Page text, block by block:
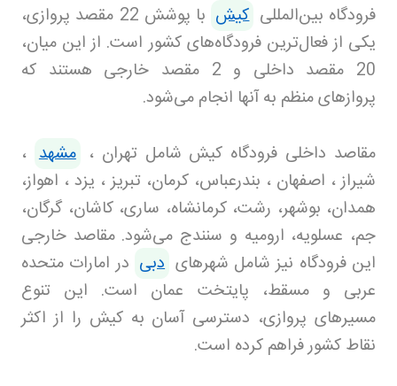
فرودگاه بین‌المللی کیش
با پوشش 22 مقصد پروازی،
یکی از فعال‌ترین فرودگاه‌های کشور است. از این میان،
20 مقصد داخلی و 2 مقصد خارجی هستند که
پروازهای منظم به آنها انجام می‌شود.
مقاصد داخلی فرودگاه کیش شامل تهران ، مشهد ،
شیراز ، اصفهان ، بندرعباس، کرمان، تبریز ، یزد ، اهواز،
همدان، بوشهر، رشت، کرمانشاه، ساری، کاشان، گرگان،
جم، عسلویه، ارومیه و سنندج می‌شود. مقاصد خارجی
این فرودگاه نیز شامل شهرهای دبی در امارات متحده
عربی و مسقط، پایتخت عمان است. این تنوع
مسیرهای پروازی، دسترسی آسان به کیش را از اکثر
نقاط کشور فراهم کرده است.